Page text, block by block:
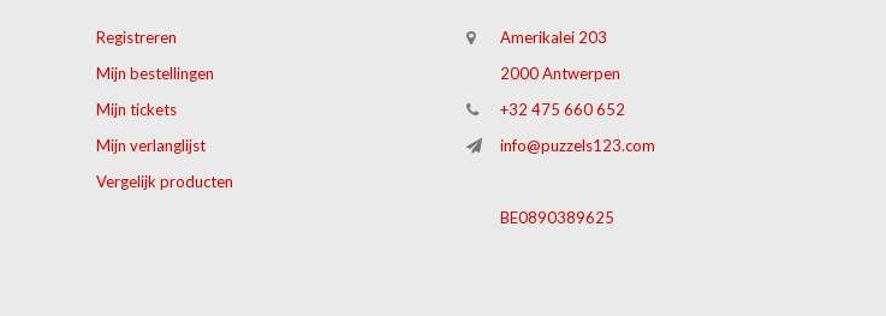
Registreren
Mijn bestellingen
Mijn tickets
Mijn verlanglijst
Vergelijk producten
Amerikalei 203
2000 Antwerpen
+32 475 660 652
info@puzzels123.com
BE0890389625